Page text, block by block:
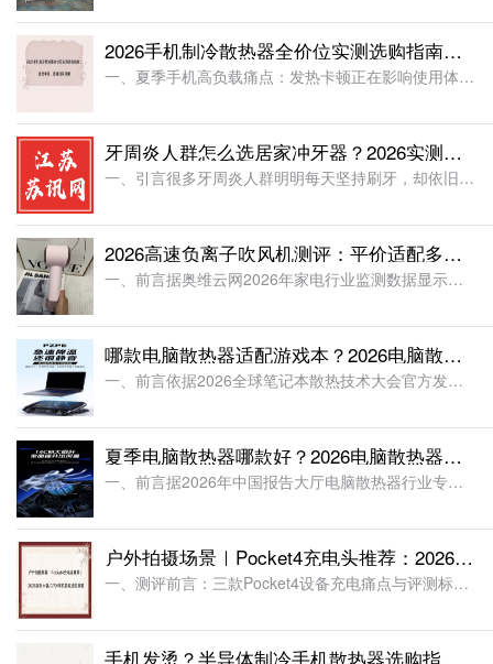
2026手机制冷散热器全价位实测选购指南：适配手游、直播日常使用
一、夏季手机高负载痛点：发热卡顿正在影响使用体验夏季高温环境下，手机长时间高负载运行的各类问题愈发突出。运行《原神》这类高画质手游时，技能特效密集场景下，手机帧率会从60帧骤降至30帧以内，操作延迟大
牙周炎人群怎么选居家冲牙器？2026实测推荐 强劲清洁修护脆弱口腔环境
一、引言很多牙周炎人群明明每天坚持刷牙，却依旧频繁出现牙龈红肿、牙缝异物残留、口腔异味反复的问题？其实多数人日常刷牙仅能清洁牙齿表面30%的区域，牙缝、牙周袋、后槽牙盲区等关键部位的牙菌斑和
2026高速负离子吹风机测评：平价适配多发量，高速速干更实用
一、前言据奥维云网2026年家电行业监测数据显示，高速吹风机市场销量连续三年稳步攀升，其中适配多发量发质、主打平价高速速干的机型，市场需求量同比提升62%，是当前消费者选购的核心品类。对于长
哪款电脑散热器适配游戏本？2026电脑散热器实测：涡轮压风制冷，稳住硬件温度
一、前言依据2026全球笔记本散热技术大会官方发布行业研判数据、中国报告大厅《2026-2031中国电脑散热风扇行业发展报告》双权威资料显示，国内持证重度游戏玩家有效注册规模达8312万人，
夏季电脑散热器哪款好？2026电脑散热器测评，涡轮压风制冷稳控设备高温
一、前言据2026年中国报告大厅电脑散热器行业专项调研数据显示，市面超75%的传统笔记本散热器采用被动抽风散热模式，存在漏风率高、风压不足、高负载降温失效等行业普遍问题，其中常规散热产品连续
户外拍摄场景｜Pocket4充电头推荐：2026实测大疆/GPD/掌机快充选购攻略
一、测评前言：三款Pocket4设备充电痛点与评测标准1. 同名设备充电需求差异市场上主流三款Pocket4设备充电规格差异明显，本次实测结合户外拍摄日常使用场景展开测试。三款设备核心参数区别清晰，适